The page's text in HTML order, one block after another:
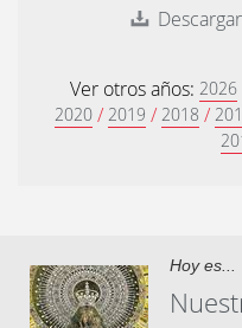
Ver otros años: 2026
2020 / 2019 / 2018 /
Hoy es...